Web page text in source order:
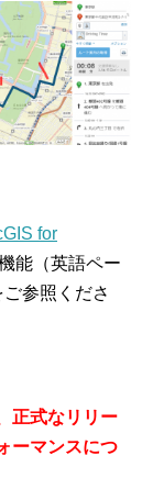
for
能（英語ペー
ご参照くださ
正式なリリー
ーマンスにつ